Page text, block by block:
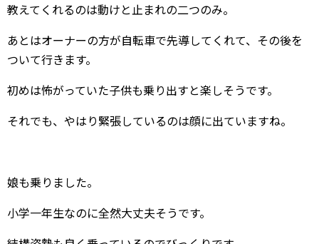
教えてくれるのは動けと止まれの二つのみ。
あとはオーナーの方が自転車で先導してくれて、その後を
ついて行きます。
初めは怖がっていた子供も乗り出すと楽しそうです。
それでも、やはり緊張しているのは顔に出ていますね。
娘も乗りました。
小学一年生なのに全然大丈夫そうです。